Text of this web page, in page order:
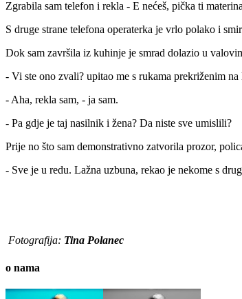
Zgrabila sam telefon i rekla - E nećeš, pička ti
S druge strane telefona operaterka je vrlo polako i
Dok sam završila iz kuhinje je smrad dolazio u
- Vi ste ono zvali? upitao me s rukama prekriženim
- Aha, rekla sam, - ja sam.
- Pa gdje je taj nasilnik i žena? Da niste sve umislili?
Prije no što sam demonstrativno zatvorila prozor,
- Sve je u redu. Lažna uzbuna, rekao je nekome s
Fotografija: Tina Polanec
o nama